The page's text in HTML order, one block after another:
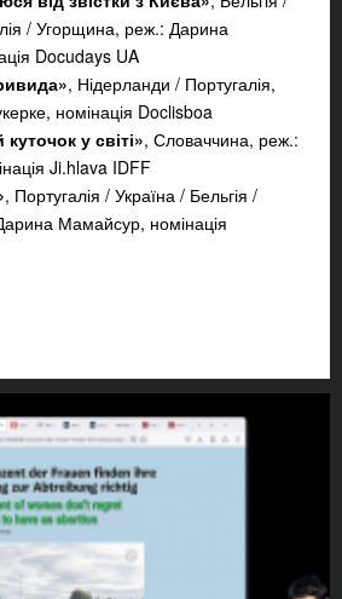
/ Угорщина, реж.: Дарина
Docudays UA
, Нідерланди / Португалія,
номінація Doclisboa
у світі», Словаччина, реж.:
Ji.hlava IDFF
, Португалія / Україна / Бельгія /
Мамайсур, номінація